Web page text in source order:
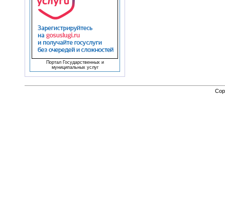
Портал Государственных и
муниципальных услуг